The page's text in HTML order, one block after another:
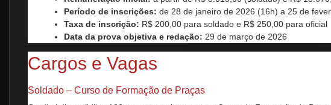
Período de inscrições: de 28 de janeiro de 2026 (16h) a 25 de
Taxa de inscrição: R$ 200,00 para soldado e R$ 250,00 para oficial
Data da prova objetiva e redação: 29 de março de 2026
Cargos e Vagas
Soldado – Curso de Formação de Praças